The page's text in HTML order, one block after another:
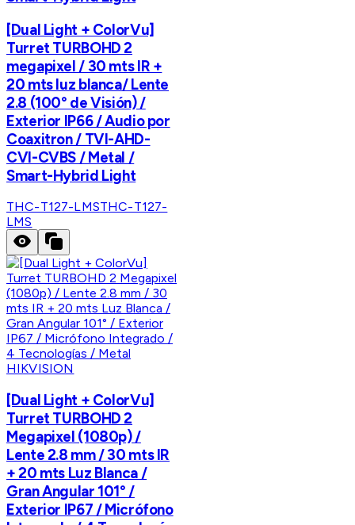
[Dual Light + ColorVu]
Turret TURBOHD 2
megapixel / 30 mts IR +
20 mts luz blanca/ Lente
2.8 (100° de Visión) /
Exterior IP66 / Audio por
Coaxitron / TVI-AHD-
CVI-CVBS / Metal /
Smart-Hybrid Light
THC-T127-LMSTHC-T127-
LMS
HIKVISION
[Dual Light + ColorVu]
Turret TURBOHD 2
Megapixel (1080p) /
Lente 2.8 mm / 30 mts IR
+ 20 mts Luz Blanca /
Gran Angular 101° /
Exterior IP67 / Micrófono